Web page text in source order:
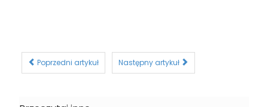
Poprzedni artykuł Następny artykuł